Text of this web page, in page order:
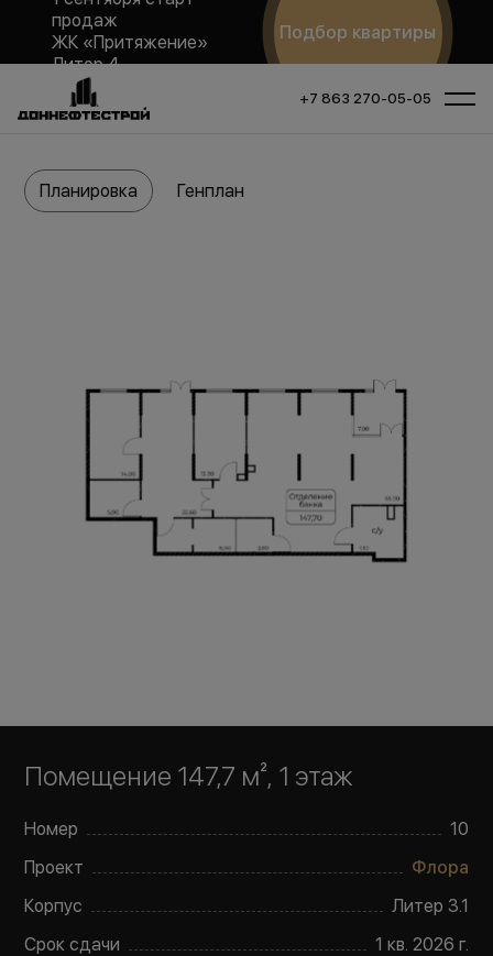
продаж
ЖК «Притяжение»
Литер 4
Подбор квартиры
+7 863 270-05-05
Помещение 147,7 м², 1 этаж
Номер
10
Проект
Флора
Корпус
Литер 3.1
Срок сдачи
1 кв. 2026 г.
Планировка Генплан